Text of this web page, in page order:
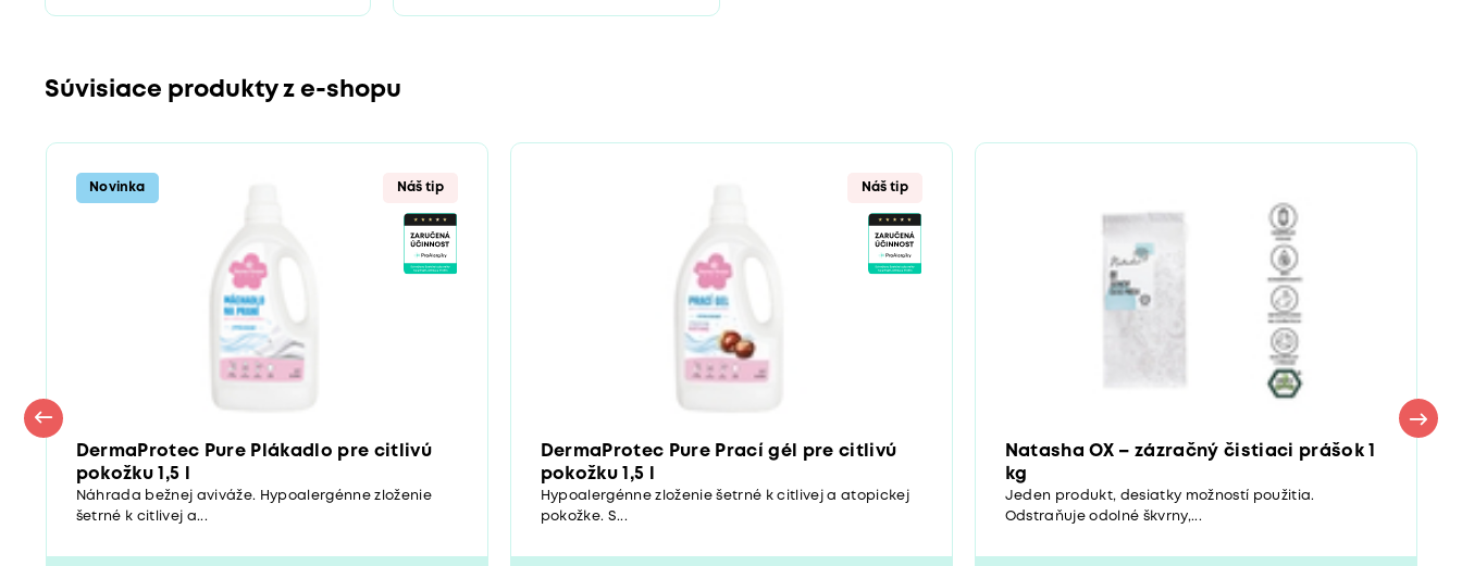
Súvisiace produkty z e-shopu
Novinka Náš tip
DermaProtec Pure Plákadlo pre citlivú
pokožku 1,5 l
Náhrada bežnej aviváže. Hypoalergénne zloženie
šetrné k citlivej a...
Náš tip
DermaProtec Pure Prací gél pre citlivú
pokožku 1,5 l
Hypoalergénne zloženie šetrné k citlivej a atopickej
pokožke. S...
Natasha OX – zázračný čistiaci prášok 1
kg
Jeden produkt, desiatky možností použitia.
Odstraňuje odolné škvrny,...